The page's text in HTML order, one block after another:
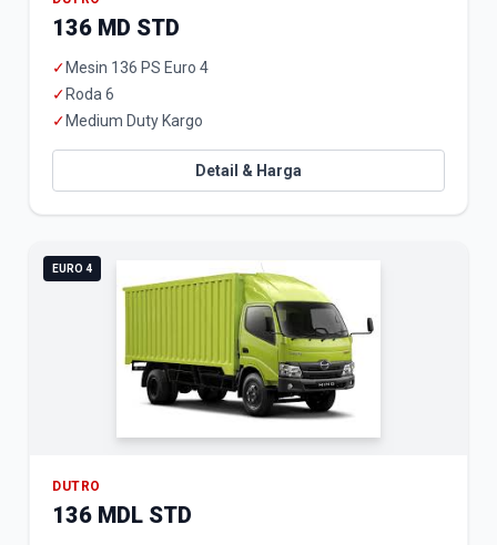
136 MD STD
✓ Mesin 136 PS Euro 4
✓ Roda 6
✓ Medium Duty Kargo
Detail & Harga
EURO 4
DUTRO
136 MDL STD